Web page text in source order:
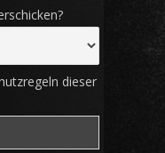
dieser